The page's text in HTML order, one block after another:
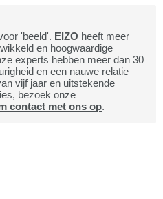
'beeld'. EIZO heeft meer
en hoogwaardige
experts hebben meer dan 30
en een nauwe relatie
vijf jaar en uitstekende
bezoek onze
contact met ons op.